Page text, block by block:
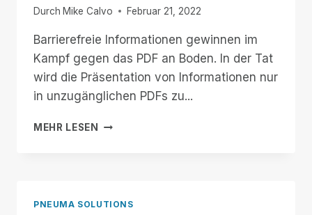
Durch Mike Calvo Februar 21, 2022
Barrierefreie Informationen gewinnen im
Kampf gegen das PDF an Boden. In der Tat
wird die Präsentation von Informationen nur
in unzugänglichen PDFs zu...
MEHR LESEN
ZUGÄNGLICHE
PNEUMA SOLUTIONS